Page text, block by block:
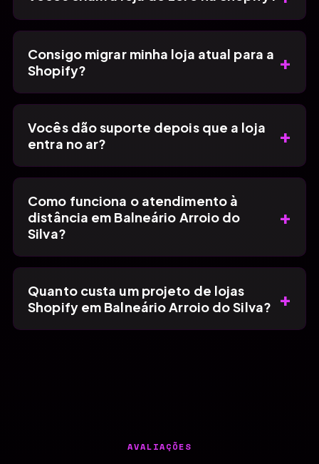
Consigo migrar minha loja atual para a
Shopify?
+
Vocês dão suporte depois que a loja
entra no ar?
+
Como funciona o atendimento à
distância em Balneário Arroio do
Silva?
+
Quanto custa um projeto de lojas
Shopify em Balneário Arroio do Silva?
+
AVALIAÇÕES